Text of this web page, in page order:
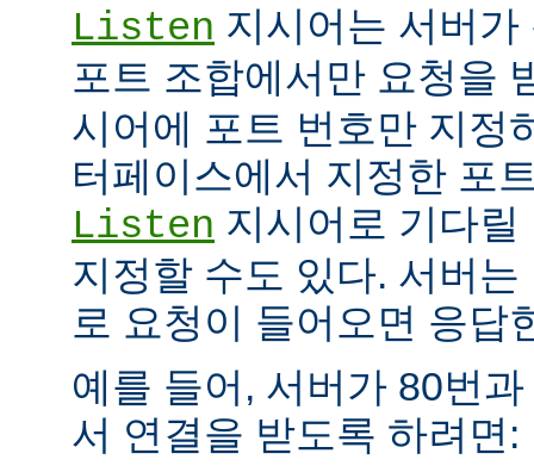
Listen 지시어는 서버
포트 조합에서만 요청을
시어에 포트 번호만 지정
터페이스에서 지정한 포
Listen 지시어로 기다
지정할 수도 있다. 서버
로 요청이 들어오면 응답
예를 들어, 서버가 80번
서 연결을 받도록 하려면: